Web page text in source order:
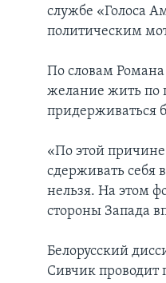
службе «Голоса
политическим
По словам
желание жить по
придерживаться
«По этой
сдерживать себя
нельзя. На этом
стороны Запада
Белорусский
Сивчик проводит